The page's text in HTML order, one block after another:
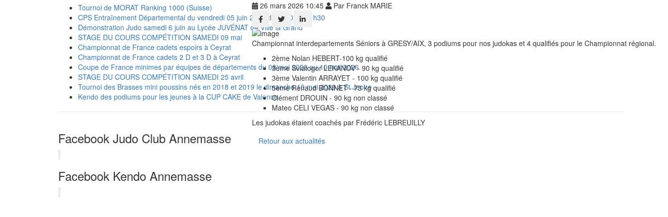
Tournoi de MORAT Ranking 1000 (Suisse)
CPS Entraînement Départemental du vendredi 05 juin 2026 de 20h00 à 21h30
Démonstration Judo samedi 6 juin au Lycée JUVÉNAT de Ville la Grand
STAGE DU COURS COMPÉTITION SAMEDI 09 mai
Championnat de France cadets espoirs à Ceyrat
Championnat de France cadets 2 D et 3 D à Ceyrat
Coupe de France minimes par équipes de départements du 08 mai 2026 au 10 mai 2026
STAGE DU COURS COMPÉTITION SAMEDI 25 avril
Tournoi des Brasses mini poussins nés en 2018 et 2019 le dimanche 10 mai 2026 à St Jeoire
Kendo des podiums pour les jeunes à la CUP CAKE de Valence
Facebook Judo Club Annemasse
Facebook Kendo Annemasse
26 mars 2026 10:45 Par Franck MARIE
Championnat interdepartements Séniors à GRESY/AIX, 3 podiums pour nos judokas et 4 qualifiés pour le Championnat régional.
2ème Nolan HEBERT-100 kg qualifié
3ème Sviatogor LEKANOV - 90 kg qualifié
3ème Valentin ARRAYET - 100 kg qualifié
5ème Renaud BONNET - 73 kg qualifié
Clément DROUIN - 90 kg non classé
Mateo CELI VEGAS - 90 kg non classé
Les judokas étaient coachés par Frédéric LEBREUILLY
Retour aux actualités